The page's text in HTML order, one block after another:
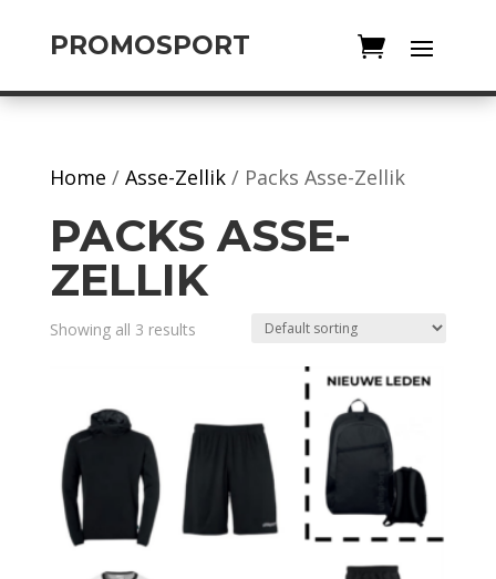
PROMOSPORT
Home / Asse-Zellik/ Packs Asse-Zellik
PACKS ASSE-
ZELLIK
Showing all 3 results